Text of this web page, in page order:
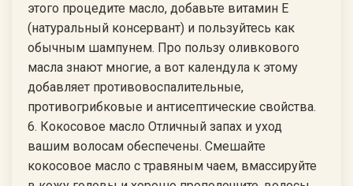
этого процедите масло, добавьте витамин Е
(натуральный консервант) и пользуйтесь как
обычным шампунем. Про пользу оливкового
масла знают многие, а вот календула к этому
добавляет противовоспалительные,
противогрибковые и антисептические свойства.
6. Кокосовое масло Отличный запах и уход
вашим волосам обеспечены. Смешайте
кокосовое масло с травяным чаем, вмассируйте